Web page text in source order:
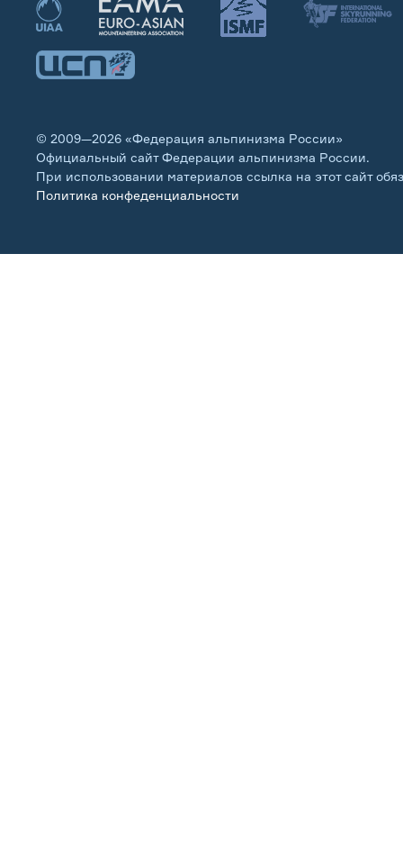
© 2009—2026 «Федерация альпинизма России»
Официальный сайт Федерации альпинизма России.
При использовании материалов ссылка на этот сайт
Политика конфеденциальности